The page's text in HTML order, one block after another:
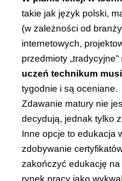
takie jak język polski,
(w zależności od
internetowych,
przedmioty
uczeń technikum
tygodnie i są oceniane.
Zdawanie matury nie
decydują, jednak tylko
Inne opcje to edukacja
zdobywanie
zakończyć edukację
rynek pracy jako